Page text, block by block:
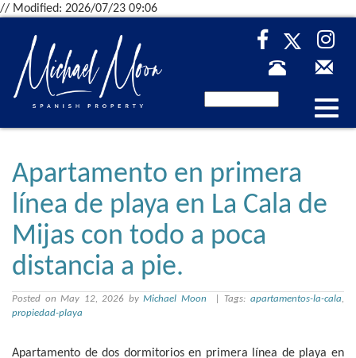
// Modified: 2026/07/23 09:06
Apartamento en primera
línea de playa en La Cala de
Mijas con todo a poca
distancia a pie.
Posted on May 12, 2026 byMichael Moon | Tags:apartamentos-la-cala,
propiedad-playa
Apartamento de dos dormitorios en primera línea de playa en